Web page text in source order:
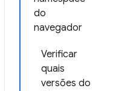
do
navegador
Verificar
quais
versões do